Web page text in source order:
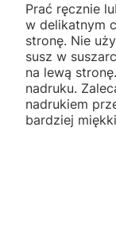
Prać ręcznie
w delikatnym
stronę. Nie
susz w
na lewą
nadruku.
nadrukiem
bardziej